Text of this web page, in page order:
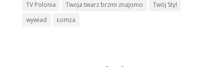
TV Polonia
Twoja twarz brzmi znajomo
Twój Styl
wywiad
Łomża